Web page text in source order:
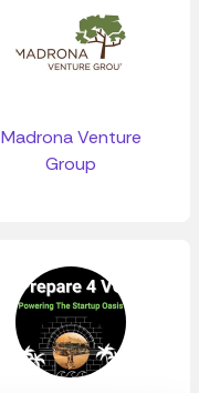
Madrona Venture
Group